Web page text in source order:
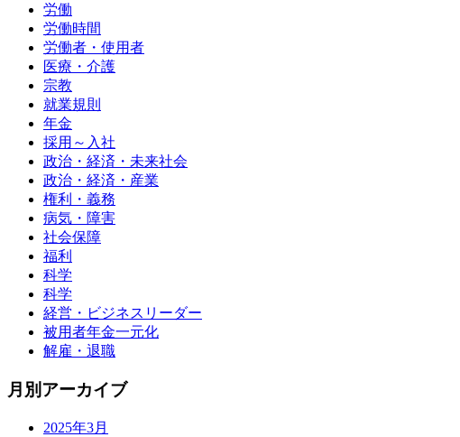
労働
労働時間
労働者・使用者
医療・介護
宗教
就業規則
年金
採用～入社
政治・経済・未来社会
政治・経済・産業
権利・義務
病気・障害
社会保障
福利
科学
科学
経営・ビジネスリーダー
被用者年金一元化
解雇・退職
月別アーカイブ
2025年3月